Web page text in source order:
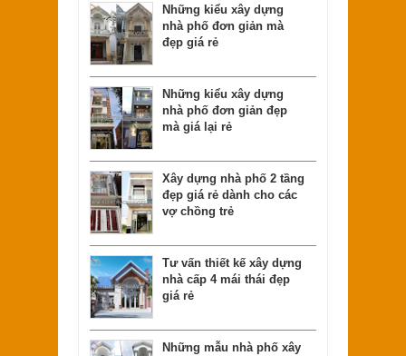
Những kiểu xây dựng
nhà phố đơn giản mà
đẹp giá rẻ
Những kiểu xây dựng
nhà phố đơn giản đẹp
mà giá lại rẻ
Xây dựng nhà phố 2 tầng
đẹp giá rẻ dành cho các
vợ chồng trẻ
Tư vấn thiết kế xây dựng
nhà cấp 4 mái thái đẹp
giá rẻ
Những mẫu nhà phố xây